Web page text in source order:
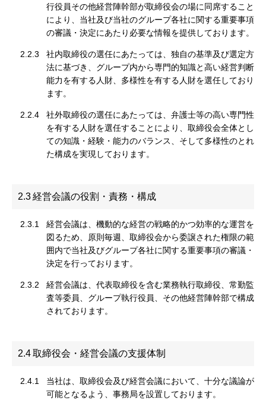
行役員その他経営陣幹部が取締役会の場に同席すること
により、当社及び当社のグループ各社に関する重要事項
の審議・決定にあたり必要な情報を提供しております。
2.2.3
社内取締役の選任にあたっては、独自の基準及び選定方
法に基づき、グループ内から専門的知識と高い経営判断
能力を有する人財、多様性を有する人財を選任しており
ます。
2.2.4
社外取締役の選任にあたっては、弁護士等の高い専門性
を有する人財を選任することにより、取締役会全体とし
ての知識・経験・能力のバランス、そして多様性のとれ
た構成を実現しております。
2.3経営会議の役割・責務・構成
2.3.1
経営会議は、機動的な経営の戦略的かつ効率的な運営を
図るため、原則毎週、取締役会から委譲された権限の範
囲内で当社及びグループ各社に関する重要事項の審議・
決定を行っております。
2.3.2
経営会議は、代表取締役を含む業務執行取締役、常勤監
査等委員、グループ執行役員、その他経営陣幹部で構成
されております。
2.4取締役会・経営会議の支援体制
2.4.1
当社は、取締役会及び経営会議において、十分な議論が
可能となるよう、事務局を設置しております。